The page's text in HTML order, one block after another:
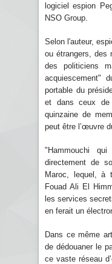
logiciel espion
NSO Group.
Selon l'auteur,
ou étrangers, des
des politiciens
acquiescement"
portable du
et dans ceux de
quinzaine de
peut être l’œuvre
"Hammouchi
directement de
Maroc, lequel, à
Fouad Ali El
les services
en ferait un
Dans ce même
de dédouaner le
ce vaste réseau